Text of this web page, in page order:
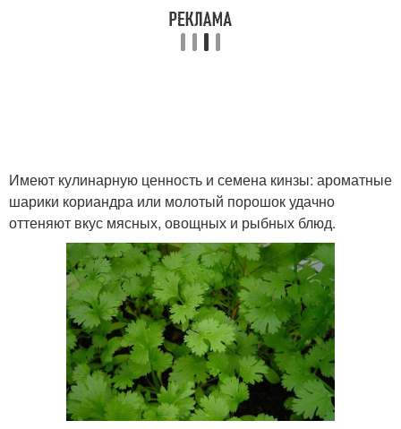
Имеют кулинарную ценность и семена кинзы: ароматные
шарики кориандра или молотый порошок удачно
оттеняют вкус мясных, овощных и рыбных блюд.